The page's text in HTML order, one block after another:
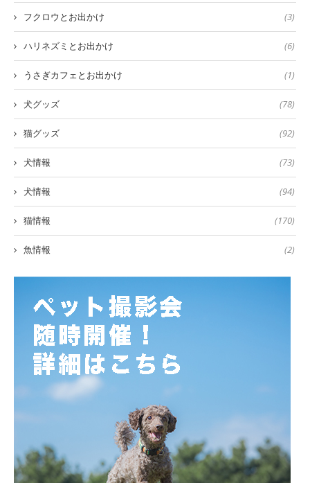
フクロウとお出かけ (3)
ハリネズミとお出かけ (6)
うさぎカフェとお出かけ (1)
犬グッズ (78)
猫グッズ (92)
犬情報 (73)
犬情報 (94)
猫情報 (170)
魚情報 (2)